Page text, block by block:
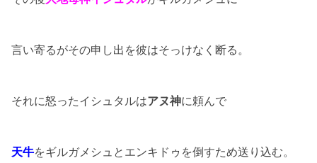
言い寄るがその申し出を彼はそっけなく断る。
それに怒ったイシュタルはアヌ神に頼んで
天牛をギルガメシュとエンキドゥを倒すため送り込む。